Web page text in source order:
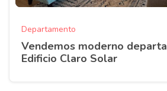
Departamento
Vendemos moderno
Edificio Claro Solar